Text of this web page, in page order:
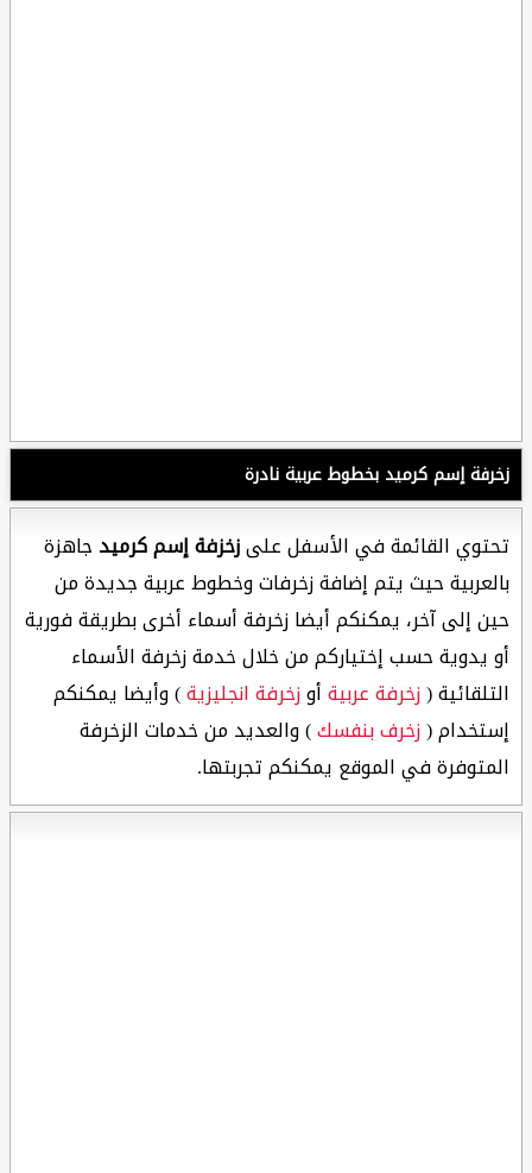
زخرفة إسم كرميد بخطوط عربية نادرة
تحتوي القائمة في الأسفل علىزخزفة إسم كرميد جاهزة
بالعربية حيث يتم إضافة زخرفات وخطوط عربية جديدة من
حين إلى آخر، يمكنكم أيضا زخرفة أسماء أخرى بطريقة فورية
أو يدوية حسب إختياركم من خلال خدمة زخرفة الأسماء
التلقائية (زخرفة عربيةأوزخرفة انجليزية) وأيضا يمكنكم
إستخدام (زخرف بنفسك) والعديد من خدمات الزخرفة
المتوفرة في الموقع يمكنكم تجربتها.